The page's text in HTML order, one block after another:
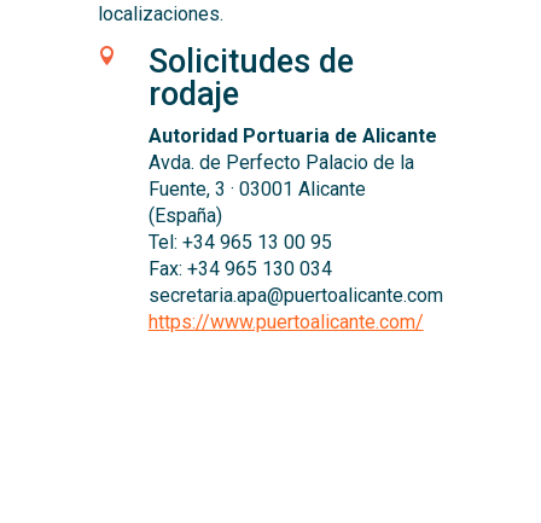
localizaciones.

Solicitudes de
rodaje
Autoridad Portuaria de Alicante
Avda. de Perfecto Palacio de la
Fuente, 3 · 03001 Alicante
(España)
Tel: +34 965 13 00 95
Fax: +34 965 130 034
secretaria.apa@puertoalicante.com
https://www.puertoalicante.com/